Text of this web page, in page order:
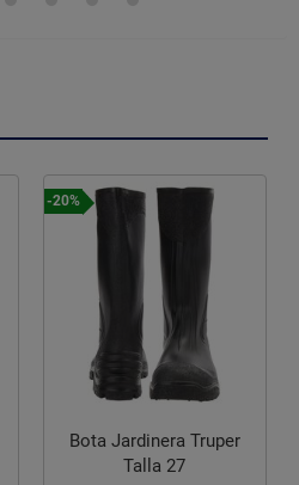
-20%
Bota Jardinera Truper
Talla 27